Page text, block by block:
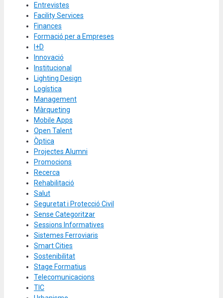
Entrevistes
Facility Services
Finances
Formació per a Empreses
I+D
Innovació
Institucional
Lighting Design
Logística
Management
Màrqueting
Mobile Apps
Open Talent
Òptica
Projectes Alumni
Promocions
Recerca
Rehabilitació
Salut
Seguretat i Protecció Civil
Sense Categoritzar
Sessions Informatives
Sistemes Ferroviaris
Smart Cities
Sostenibilitat
Stage Formatius
Telecomunicacions
TIC